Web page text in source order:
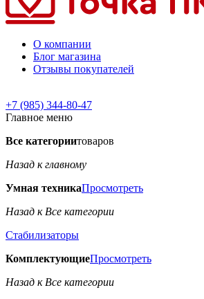
О компании
Блог магазина
Отзывы покупателей
+7 (985) 344-80-47
Главное меню
Все категориитоваров
Назад к главному
Умная техникаПросмотреть
Назад к Все категории
Стабилизаторы
КомплектующиеПросмотреть
Назад к Все категории